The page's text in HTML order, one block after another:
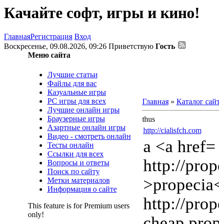
Качайте софт, игры и кино!
ГлавнаяРегистрация Вход
Воскресенье, 09.08.2026, 09:26 Приветствую Гость
Меню сайта
Лучшие статьи
Файлы для вас
Казуальные игры
PC игры для всех
Лучшие онлайн игры
Браузерные игры
Азартные онлайн игры
Видео - смотреть онлайн
Тесты онлайн
Ссылки для всех
Вопросы и ответы
Поиск по сайту
Метки материалов
Информация о сайте
This feature is for Premium users
only!
Главная» Каталог
thus
http://cialisfch.com
a <a href=
http://
http://